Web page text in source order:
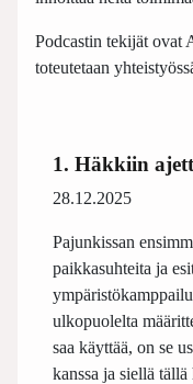
Podcastin tekijät ovat
toteutetaan
1. Häkkiin
28.12.2025
Pajunkissan
paikkasuhteita ja
ulkopuolelta
saa käyttää, on se
kanssa ja siellä